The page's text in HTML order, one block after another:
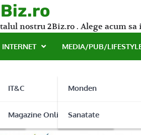
nostru 2Biz.ro . Alege acum
INTERNET
IT&C
Magazine Online
MEDIA/PUB/
Monden
Sanatate
pentru un